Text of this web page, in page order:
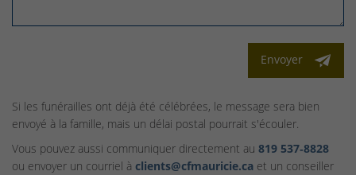
Envoyer
Si les funérailles ont déjà été célébrées, le message sera bien
envoyé à la famille, mais un délai postal pourrait s'écouler.
Vous pouvez aussi communiquer directement au 819 537‑8828
ou envoyer un courriel à clients@cfmauricie.ca et un conseiller